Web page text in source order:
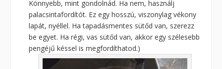
Könnyebb, mint gondolnád. Ha nem, használj
palacsintafordítót. Ez egy hosszú, viszonylag vékony
lapát, nyéllel. Ha tapadásmentes sütőd van, szerezz
be egyet. Ha régi, vas sütőd van, akkor egy szélesebb
pengéjű késsel is megfordíthatod.)